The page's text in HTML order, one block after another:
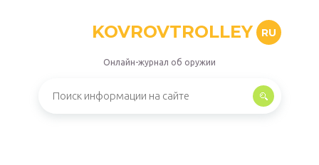
KOVROVTROLLEY RU
Онлайн-журнал об оружии